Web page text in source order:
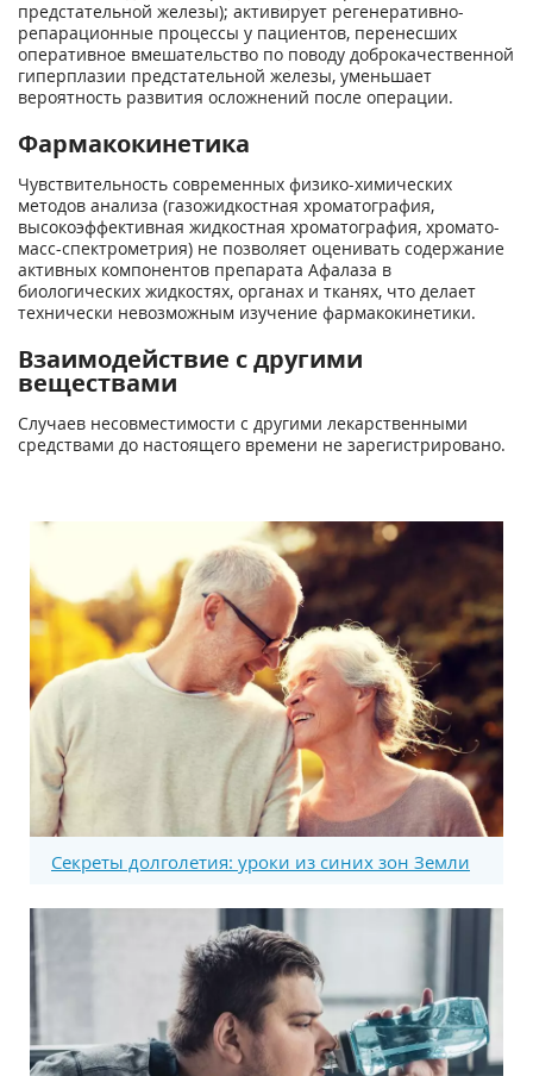
предстательной железы); активирует регенеративно-
репарационные процессы у пациентов, перенесших
оперативное вмешательство по поводу доброкачественной
гиперплазии предстательной железы, уменьшает
вероятность развития осложнений после операции.
Фармакокинетика
Чувствительность современных физико-химических
методов анализа (газожидкостная хроматография,
высокоэффективная жидкостная хроматография, хромато-
масс-спектрометрия) не позволяет оценивать содержание
активных компонентов препарата Афалаза в
биологических жидкостях, органах и тканях, что делает
технически невозможным изучение фармакокинетики.
Взаимодействие с другими
веществами
Случаев несовместимости с другими лекарственными
средствами до настоящего времени не зарегистрировано.
Секреты долголетия: уроки из синих зон Земли